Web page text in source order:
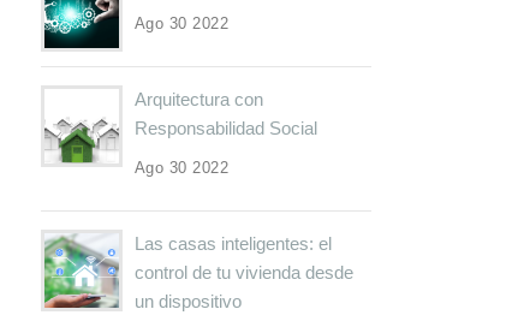
Ago 30 2022
Arquitectura con
Responsabilidad Social
Ago 30 2022
Las casas inteligentes: el
control de tu vivienda desde
un dispositivo